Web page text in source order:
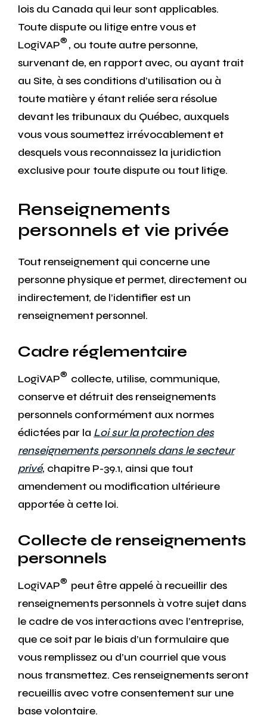
lois du Canada qui leur sont applicables.
Toute dispute ou litige entre vous et
LogiVAP® , ou toute autre personne,
survenant de, en rapport avec, ou ayant trait
au Site, à ses conditions d’utilisation ou à
toute matière y étant reliée sera résolue
devant les tribunaux du Québec, auxquels
vous vous soumettez irrévocablement et
desquels vous reconnaissez la juridiction
exclusive pour toute dispute ou tout litige.
Renseignements
personnels et vie privée
Tout renseignement qui concerne une
personne physique et permet, directement ou
indirectement, de l’identifier est un
renseignement personnel.
Cadre réglementaire
LogiVAP® collecte, utilise, communique,
conserve et détruit des renseignements
personnels conformément aux normes
édictées par la Loi sur la protection des
renseignements personnels dans le secteur
privé, chapitre P-39.1, ainsi que tout
amendement ou modification ultérieure
apportée à cette loi.
Collecte de renseignements
personnels
LogiVAP® peut être appelé à recueillir des
renseignements personnels à votre sujet dans
le cadre de vos interactions avec l’entreprise,
que ce soit par le biais d’un formulaire que
vous remplissez ou d’un courriel que vous
nous transmettez. Ces renseignements seront
recueillis avec votre consentement sur une
base volontaire.